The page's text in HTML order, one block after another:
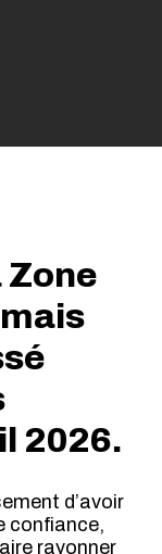
Zone
2026.
d’avoir
confiance,
rayonner